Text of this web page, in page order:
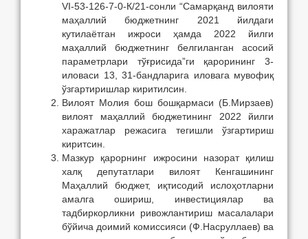
VI-53-126-7-0-К/21-сонли “Самарқанд вилояти
маҳаллий бюджетнинг 2021 йилдаги
кутилаётган ижроси ҳамда 2022 йилги
маҳаллий бюджетнинг белгиланган асосий
параметрлари тўғрисида”ги қарорининг 3-
иловаси 13, 31-бандларига иловага мувофиқ
ўзгартиришлар киритилсин.
Вилоят Молия бош бошқармаси (Б.Мирзаев)
вилоят маҳаллий бюджетининг 2022 йилги
харажатлар режасига тегишли ўзгартириш
киритсин.
Мазкур қарорнинг ижросини назорат қилиш
халқ депутатлари вилоят Кенгашининг
Маҳаллий бюджет, иқтисодий ислоҳотларни
амалга ошириш, инвестициялар ва
тадбиркорликни ривожлантириш масалалари
бўйича доимий комиссияси (Ф.Насруллаев) ва